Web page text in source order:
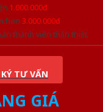
1.000.000đ
hơn 3.000.000đ
thành viên thân thiết
TƯ VẤN
GIÁ